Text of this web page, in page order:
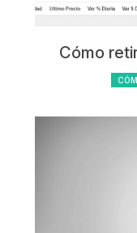
Cómo